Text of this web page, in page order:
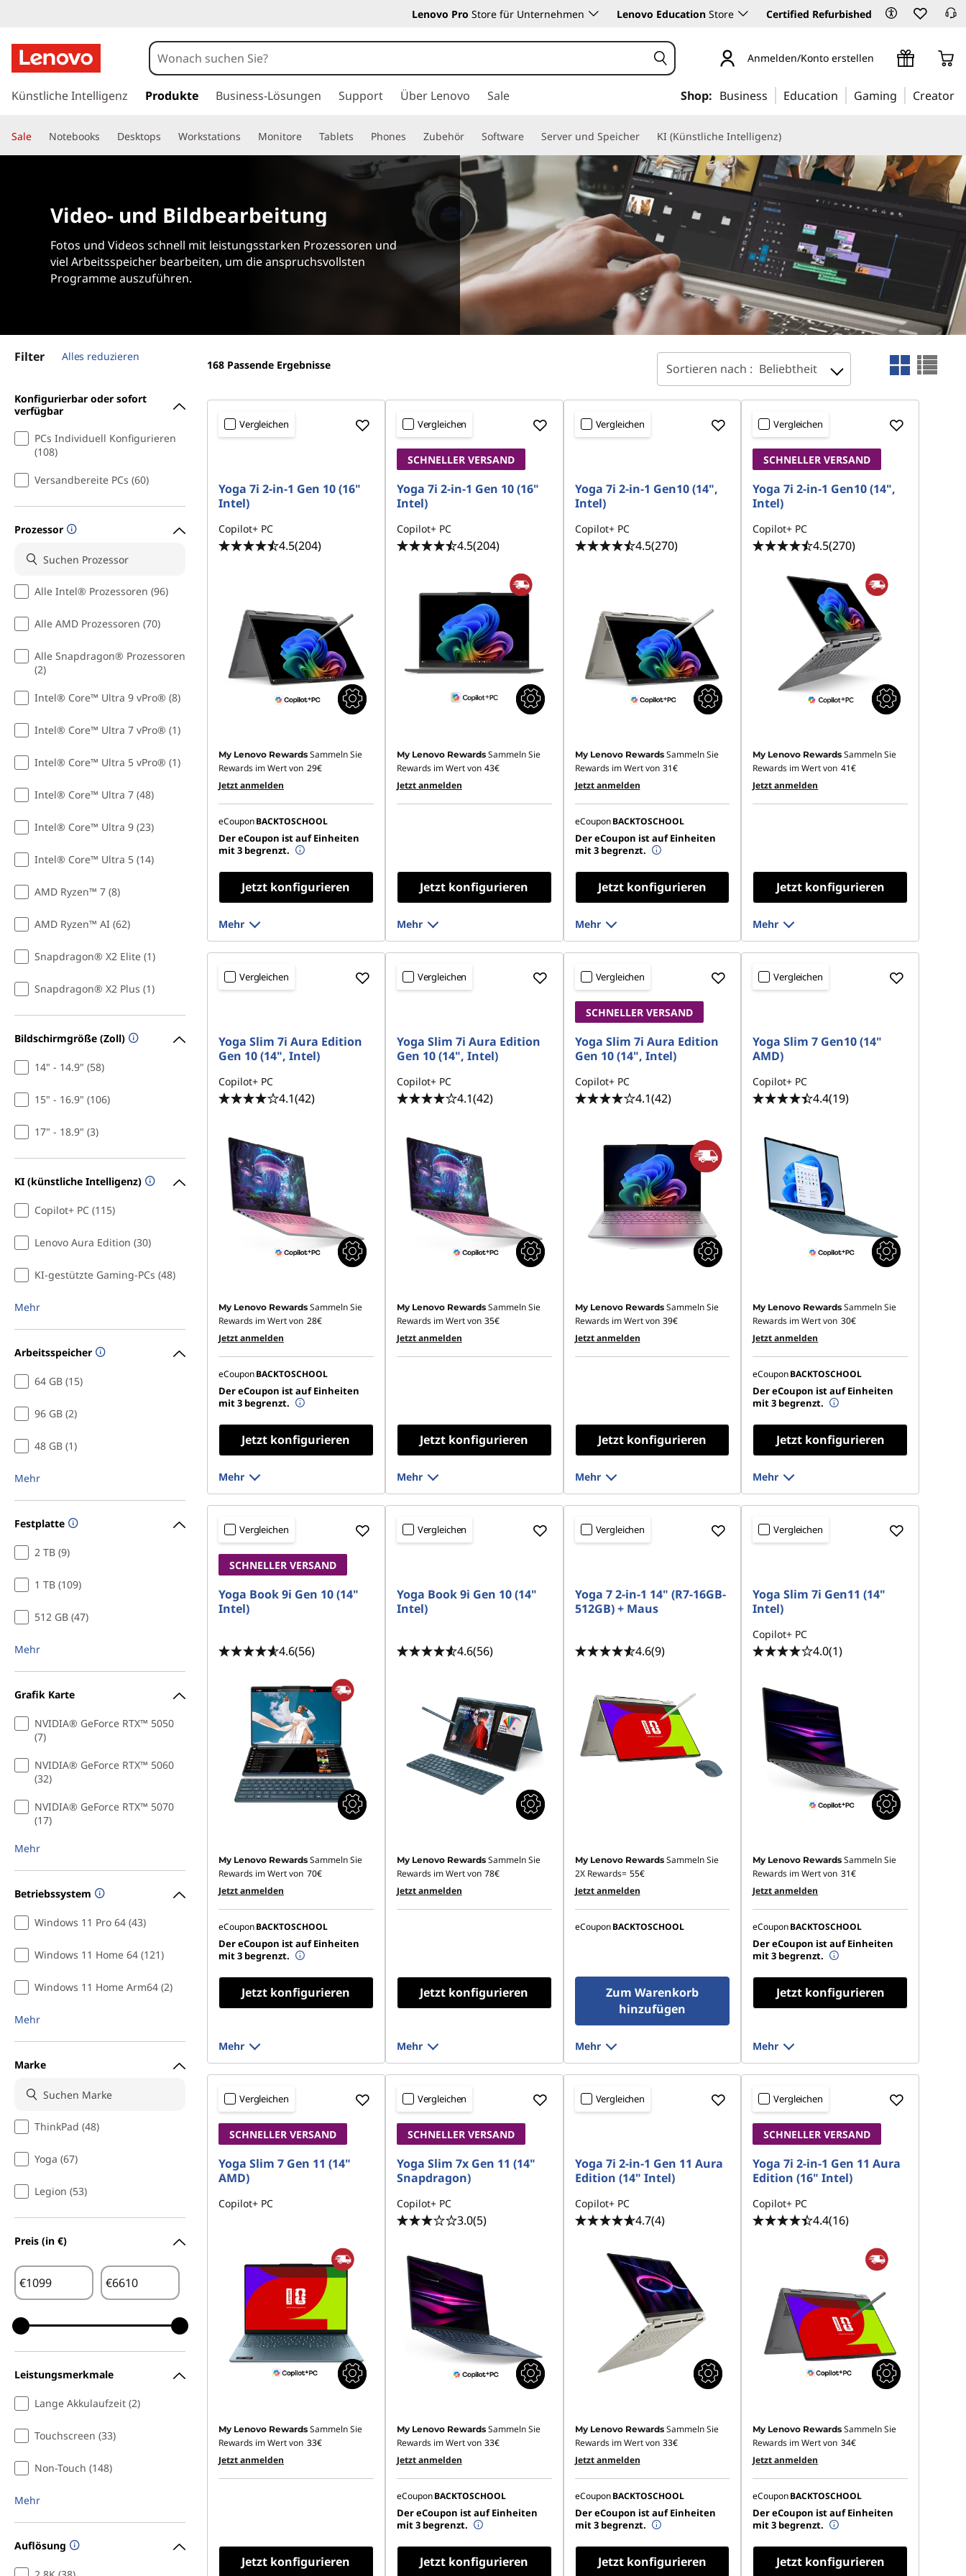
a
p
o
u
B
u
n
Lenovo Pro Store für Unternehmen Lenovo Education Store Certified Refurbished
u
a
u
r
n
e
n
Anmelden/Konto erstellen
Künstliche Intelligenz Produkte Business-Lösungen Support Über Lenovo Sale Shop: Business Education Gaming Creator
Sale Notebooks Desktops Workstations Monitore Tablets Phones Zubehör Software Server und Speicher KI (Künstliche Intelligenz)
Video- und Bildbearbeitung
Fotos und Videos schnell mit leistungsstarken Prozessoren und
viel Arbeitsspeicher bearbeiten, um die anspruchsvollsten
Programme auszuführen.
Filter Alles reduzieren
Konfigurierbar oder sofort
verfügbar
PCs Individuell Konfigurieren
(108)
Versandbereite PCs (60)
Prozessor
Alle Intel® Prozessoren (96)
Alle AMD Prozessoren (70)
Alle Snapdragon® Prozessoren
(2)
Intel® Core™ Ultra 9 vPro® (8)
Intel® Core™ Ultra 7 vPro® (1)
Intel® Core™ Ultra 5 vPro® (1)
Intel® Core™ Ultra 7 (48)
Intel® Core™ Ultra 9 (23)
Intel® Core™ Ultra 5 (14)
AMD Ryzen™ 7 (8)
AMD Ryzen™ AI (62)
Snapdragon® X2 Elite (1)
Snapdragon® X2 Plus (1)
Bildschirmgröße (Zoll)
14" - 14.9" (58)
15" - 16.9" (106)
17" - 18.9" (3)
KI (künstliche Intelligenz)
Copilot+ PC (115)
Lenovo Aura Edition (30)
KI-gestützte Gaming-PCs (48)
Mehr
Arbeitsspeicher
64 GB (15)
96 GB (2)
48 GB (1)
Mehr
Festplatte
2 TB (9)
1 TB (109)
512 GB (47)
Mehr
Grafik Karte
NVIDIA® GeForce RTX™ 5050
(7)
NVIDIA® GeForce RTX™ 5060
(32)
NVIDIA® GeForce RTX™ 5070
(17)
Mehr
Betriebssystem
Windows 11 Pro 64 (43)
Windows 11 Home 64 (121)
Windows 11 Home Arm64 (2)
Mehr
Marke
ThinkPad (48)
Yoga (67)
Legion (53)
Preis (in €)
€ €
Leistungsmerkmale
Lange Akkulaufzeit (2)
Touchscreen (33)
Non-Touch (148)
Mehr
Auflösung
168 Passende Ergebnisse Sortieren nach : Beliebtheit
Vergleichen
Yoga 7i 2-in-1 Gen 10 (16"
Intel)
Copilot+ PC
4.5(204)
My Lenovo Rewards Sammeln Sie
Rewards im Wert von 29€
Jetzt anmelden
eCouponBACKTOSCHOOL
Der eCoupon ist auf Einheiten
mit 3 begrenzt.
Jetzt konfigurieren
Mehr
Vergleichen
SCHNELLER VERSAND
Yoga 7i 2-in-1 Gen 10 (16"
Intel)
Copilot+ PC
4.5(204)
My Lenovo Rewards Sammeln Sie
Rewards im Wert von 43€
Jetzt anmelden
Jetzt konfigurieren
Mehr
Vergleichen
Yoga 7i 2-in-1 Gen10 (14",
Intel)
Copilot+ PC
4.5(270)
My Lenovo Rewards Sammeln Sie
Rewards im Wert von 31€
Jetzt anmelden
eCoupon BACKTOSCHOOL
Der eCoupon ist auf Einheiten
mit 3 begrenzt.
Jetzt konfigurieren
Mehr
Vergleichen
SCHNELLER VERSAND
Yoga 7i 2-in-1 Gen10 (14",
Intel)
Copilot+ PC
4.5(270)
My Lenovo Rewards Sammeln Sie
Rewards im Wert von 41€
Jetzt anmelden
Jetzt konfigurieren
Mehr
Vergleichen
Yoga Slim 7i Aura Edition
Gen 10 (14", Intel)
Copilot+ PC
4.1(42)
My Lenovo Rewards Sammeln Sie
Rewards im Wert von 28€
Jetzt anmelden
eCouponBACKTOSCHOOL
Der eCoupon ist auf Einheiten
mit 3 begrenzt.
Jetzt konfigurieren
Mehr
Vergleichen
Yoga Slim 7i Aura Edition
Gen 10 (14", Intel)
Copilot+ PC
4.1(42)
My Lenovo Rewards Sammeln Sie
Rewards im Wert von 35€
Jetzt anmelden
Jetzt konfigurieren
Mehr
Vergleichen
SCHNELLER VERSAND
Yoga Slim 7i Aura Edition
Gen 10 (14", Intel)
Copilot+ PC
4.1(42)
My Lenovo Rewards Sammeln Sie
Rewards im Wert von 39€
Jetzt anmelden
Jetzt konfigurieren
Mehr
Vergleichen
Yoga Slim 7 Gen10 (14"
AMD)
Copilot+ PC
4.4(19)
My Lenovo Rewards Sammeln Sie
Rewards im Wert von 30€
Jetzt anmelden
eCouponBACKTOSCHOOL
Der eCoupon ist auf Einheiten
mit 3 begrenzt.
Jetzt konfigurieren
Mehr
Vergleichen
SCHNELLER VERSAND
Yoga Book 9i Gen 10 (14"
Intel)
4.6(56)
My Lenovo Rewards Sammeln Sie
Rewards im Wert von 70€
Jetzt anmelden
eCouponBACKTOSCHOOL
Der eCoupon ist auf Einheiten
mit 3 begrenzt.
Jetzt konfigurieren
Mehr
Vergleichen
Yoga Book 9i Gen 10 (14"
Intel)
4.6(56)
My Lenovo Rewards Sammeln Sie
Rewards im Wert von 78€
Jetzt anmelden
Jetzt konfigurieren
Mehr
Vergleichen
Yoga 7 2-in-1 14" (R7-16GB-
512GB) + Maus
4.6(9)
My Lenovo Rewards Sammeln Sie
2X Rewards= 55€
Jetzt anmelden
eCoupon BACKTOSCHOOL
Zum Warenkorb
hinzufügen
Mehr
Vergleichen
Yoga Slim 7i Gen11 (14"
Intel)
Copilot+ PC
4.0(1)
My Lenovo Rewards Sammeln Sie
Rewards im Wert von 31€
Jetzt anmelden
eCouponBACKTOSCHOOL
Der eCoupon ist auf Einheiten
mit 3 begrenzt.
Jetzt konfigurieren
Mehr
Vergleichen
SCHNELLER VERSAND
Yoga Slim 7 Gen 11 (14"
AMD)
Copilot+ PC
My Lenovo Rewards Sammeln Sie
Rewards im Wert von 33€
Jetzt anmelden
Jetzt konfigurieren
Vergleichen
SCHNELLER VERSAND
Yoga Slim 7x Gen 11 (14"
Snapdragon)
Copilot+ PC
3.0(5)
My Lenovo Rewards Sammeln Sie
Rewards im Wert von 33€
Jetzt anmelden
eCouponBACKTOSCHOOL
Der eCoupon ist auf Einheiten
mit 3 begrenzt.
Jetzt konfigurieren
Vergleichen
Yoga 7i 2-in-1 Gen 11 Aura
Edition (14" Intel)
Copilot+ PC
4.7(4)
My Lenovo Rewards Sammeln Sie
Rewards im Wert von 33€
Jetzt anmelden
eCoupon BACKTOSCHOOL
Der eCoupon ist auf Einheiten
mit 3 begrenzt.
Jetzt konfigurieren
Vergleichen
SCHNELLER VERSAND
Yoga 7i 2-in-1 Gen 11 Aura
Edition (16" Intel)
Copilot+ PC
4.4(16)
My Lenovo Rewards Sammeln Sie
Rewards im Wert von 34€
Jetzt anmelden
eCouponBACKTOSCHOOL
Der eCoupon ist auf Einheiten
mit 3 begrenzt.
Jetzt konfigurieren